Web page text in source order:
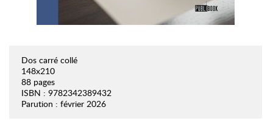
Dos carré collé
148x210
88 pages
ISBN : 9782342389432
Parution : février 2026